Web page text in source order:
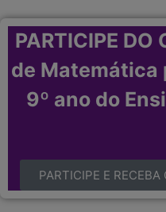
PARTICIPE DO
de Matemática
9º ano do
PARTICIPE E